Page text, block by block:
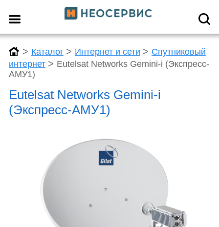
> Каталог > Интернет и сети > Спутниковый
интернет > Eutelsat Networks Gemini-i (Экспресс-
АМУ1)
Eutelsat Networks Gemini-i
(Экспресс-АМУ1)